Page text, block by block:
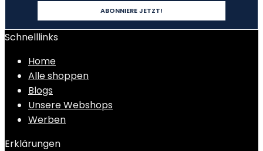
Schnelllinks
Home
Alle shoppen
Blogs
Unsere Webshops
Werben
Erklärungen